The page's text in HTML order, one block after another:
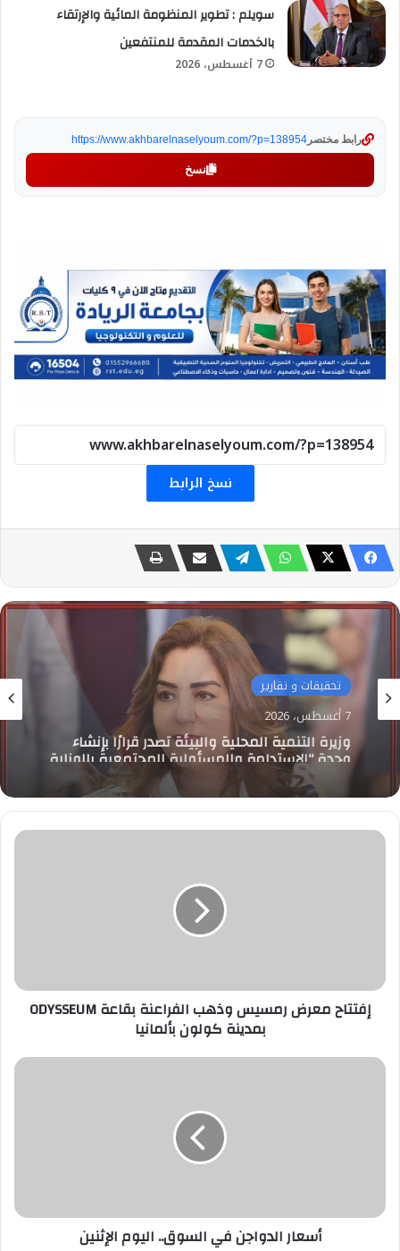
سويلم : تطوير المنظومة المائية والإرتقاء
بالخدمات المقدمة للمنتفعين
7 أغسطس، 2026
رابط مختصر https://www.akhbarelnaselyoum.com/?p=138954
نسخ
نسخ الرابط
تحقيقات و تقارير
وزيرة التضامن الاجتماعي تتابع حادث نفق الودي
اتجاه بني سويف الطريق الصحراوي.. وتوجه بصرف
المساعدات لأسر الضحايا
إفتتاح
كولون
بألمانيا
إفتتاح معرض رمسيس وذهب الفراعنة بقاعة ODYSSEUM
بمدينة كولون بألمانيا
أسعار
أسعار الدواجن في السوق.. اليوم الإثنين